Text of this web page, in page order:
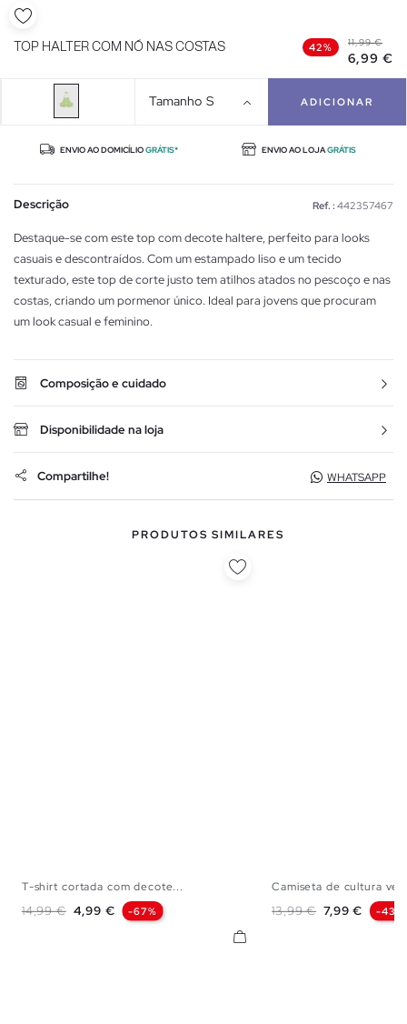
TOP HALTER COM NÓ NAS COSTAS 42% 11,99 €
6,99 €
Tamanho S ADICIONAR
ENVIO AO DOMICÍLIOGRÁTIS* ENVIO AO LOJAGRÁTIS
Descrição Ref. : 442357467
Destaque-se com este top com decote haltere, perfeito para looks
casuais e descontraídos. Com um estampado liso e um tecido
texturado, este top de corte justo tem atilhos atados no pescoço e nas
costas, criando um pormenor único. Ideal para jovens que procuram
um look casual e feminino.
Composição e cuidado
Disponibilidade na loja
Compartilhe! WHATSAPP
PRODUTOS SIMILARES
T-shirt cortada com decote...
Preço normal
14,99 € Preço
4,99 € -67%
Camiseta de cultura
Preço normal
13,99 € Preço
7,99 € -43%